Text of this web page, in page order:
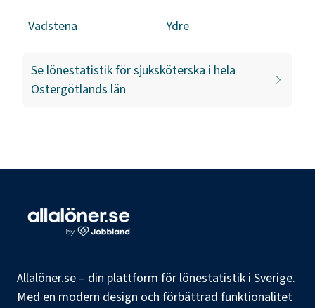
Vadstena Ydre
Se lönestatistik försjuksköterska i hela
Östergötlands län
Allalöner.se – din plattform för lönestatistik i Sverige.
Med en modern design och förbättrad funktionalitet